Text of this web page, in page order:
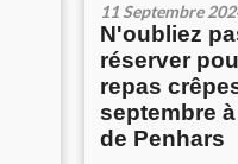
11 Septembre
N'oubliez
réserver
repas
septembre
de Penhars